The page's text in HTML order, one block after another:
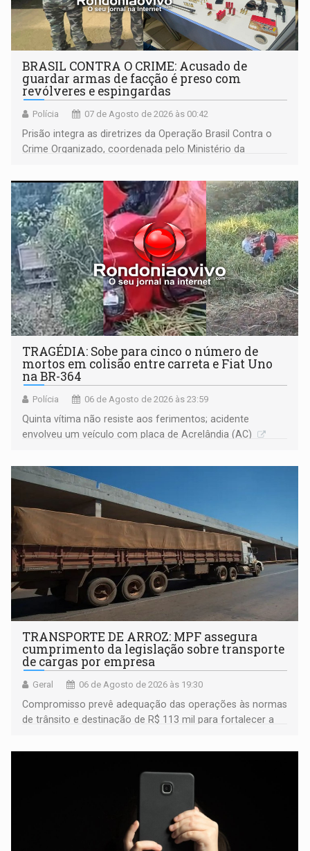
BRASIL CONTRA O CRIME: Acusado de
guardar armas de facção é preso com
revólveres e espingardas
Polícia 07 de Agosto de 2026 às 00:42
Prisão integra as diretrizes da Operação Brasil Contra o
Crime Organizado, coordenada pelo Ministério da
TRAGÉDIA: Sobe para cinco o número de
mortos em colisão entre carreta e Fiat Uno
na BR-364
Polícia 06 de Agosto de 2026 às 23:59
Quinta vítima não resiste aos ferimentos; acidente
envolveu um veículo com placa de Acrelândia (AC)
TRANSPORTE DE ARROZ: MPF assegura
cumprimento da legislação sobre transporte
de cargas por empresa
Geral 06 de Agosto de 2026 às 19:30
Compromisso prevê adequação das operações às normas
de trânsito e destinação de R$ 113 mil para fortalecer a